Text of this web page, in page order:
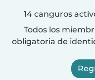
14 canguros
Todos los
obligatoria de